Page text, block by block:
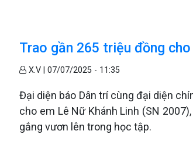
Trao gần 265 triệu đồng
X.V |07/07/2025 - 11:35
Đại diện báo Dân trí cùng đại diện
cho em Lê Nữ Khánh Linh (SN
gắng vươn lên trong học tập.